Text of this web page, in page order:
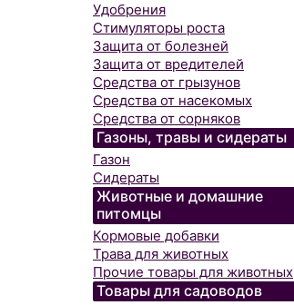
Удобрения
Стимуляторы роста
Защита от болезней
Защита от вредителей
Средства от грызунов
Средства от насекомых
Средства от сорняков
Газоны, травы и сидераты
Газон
Сидераты
Животные и домашние
питомцы
Кормовые добавки
Трава для животных
Прочие товары для животных
Товары для садоводов